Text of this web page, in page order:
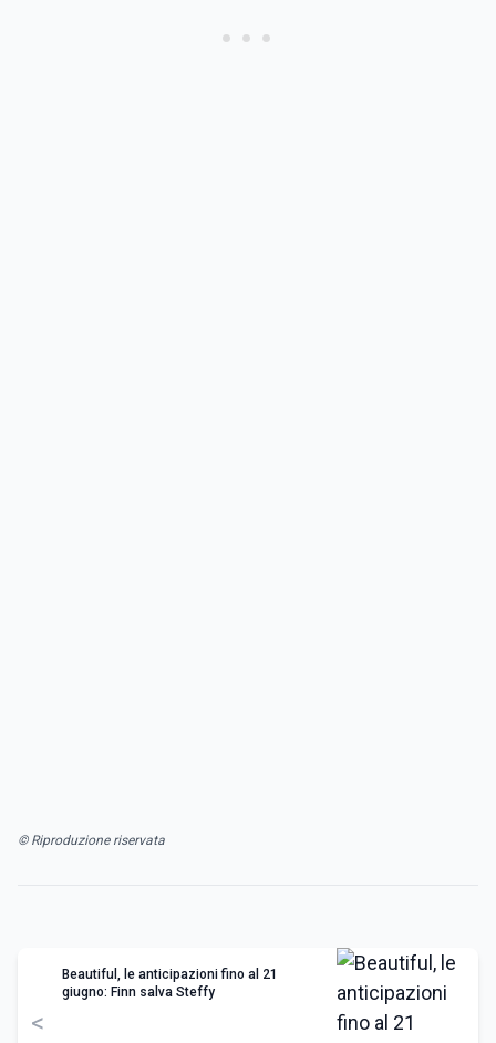
© Riproduzione riservata
<
Beautiful, le anticipazioni fino al 21
giugno: Finn salva Steffy